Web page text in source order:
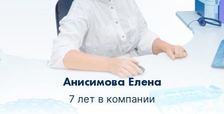
Анисимова Елена
7 лет в компании